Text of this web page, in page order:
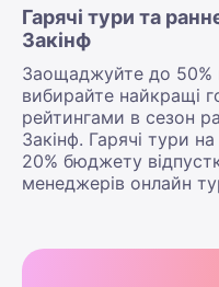
Гарячі тури та
Закінф
Заощаджуйте до 50%
вибирайте найкращі
рейтингами в сезон
Закінф. Гарячі тури
20% бюджету
менеджерів онлайн